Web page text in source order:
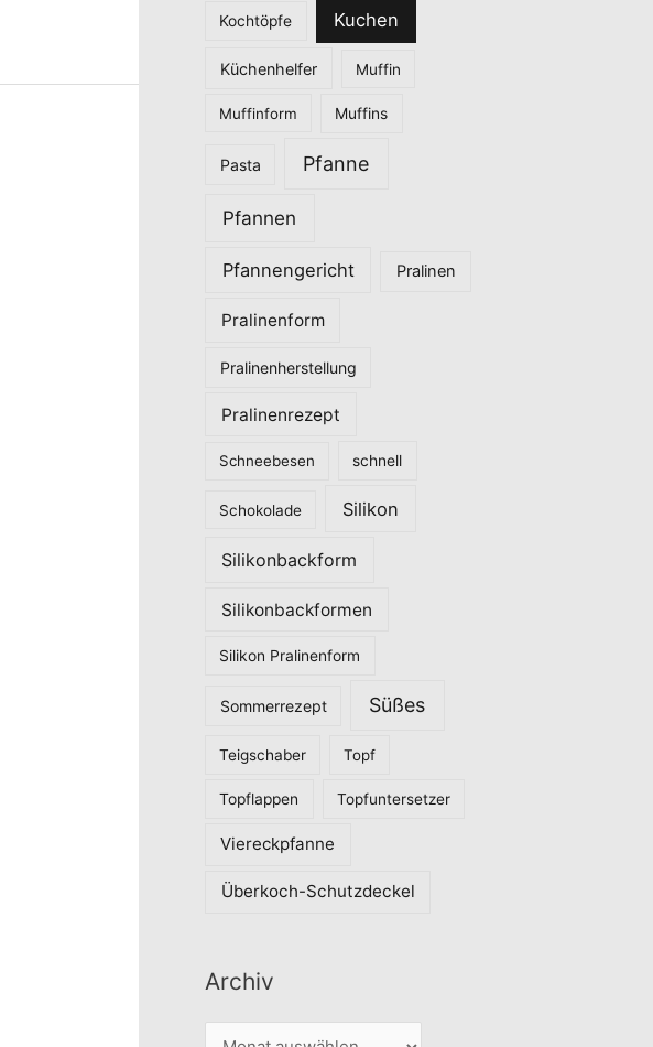
Kochtöpfe Kuchen
Küchenhelfer Muffin
Muffinform Muffins
Pasta Pfanne
Pfannen
Pfannengericht Pralinen
Pralinenform
Pralinenherstellung
Pralinenrezept
Schneebesen schnell
Schokolade Silikon
Silikonbackform
Silikonbackformen
Silikon Pralinenform
Sommerrezept Süßes
Teigschaber Topf
Topflappen Topfuntersetzer
Viereckpfanne
Überkoch-Schutzdeckel
Archiv